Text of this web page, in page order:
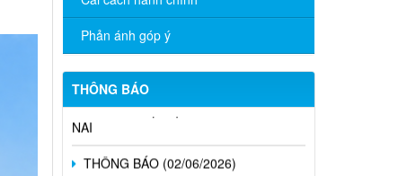
Phản ánh góp ý
THÔNG BÁO
CÔNG BỐ DANH MỤC THỦ TỤC
HÀNH CHÍNH ĐƯỢC PHÂN CẤP, PHÂN
NGÀNH NGOẠI VỤ THÀNH PHỐ ĐỒNG
NAI
THÔNG BÁO (02/06/2026)